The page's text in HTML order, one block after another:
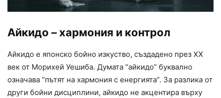
Айкидо – хармония и контрол
Айкидо е японско бойно изкуство, създадено през XX
век от Морихей Уешиба. Думата “айкидо” буквално
означава “пътят на хармония с енергията”. За разлика от
други бойни дисциплини, айкидо не акцентира върху